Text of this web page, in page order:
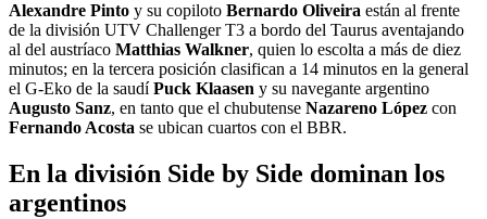
Alexandre Pinto y su copiloto Bernardo Oliveira están al frente
de la división UTV Challenger T3 a bordo del Taurus aventajando
al del austríaco Matthias Walkner, quien lo escolta a más de diez
minutos; en la tercera posición clasifican a 14 minutos en la general
el G-Eko de la saudíPuck Klaasen y su navegante argentino
Augusto Sanz, en tanto que el chubutense Nazareno López con
Fernando Acosta se ubican cuartos con el BBR.
En la división Side by Side dominan los
argentinos